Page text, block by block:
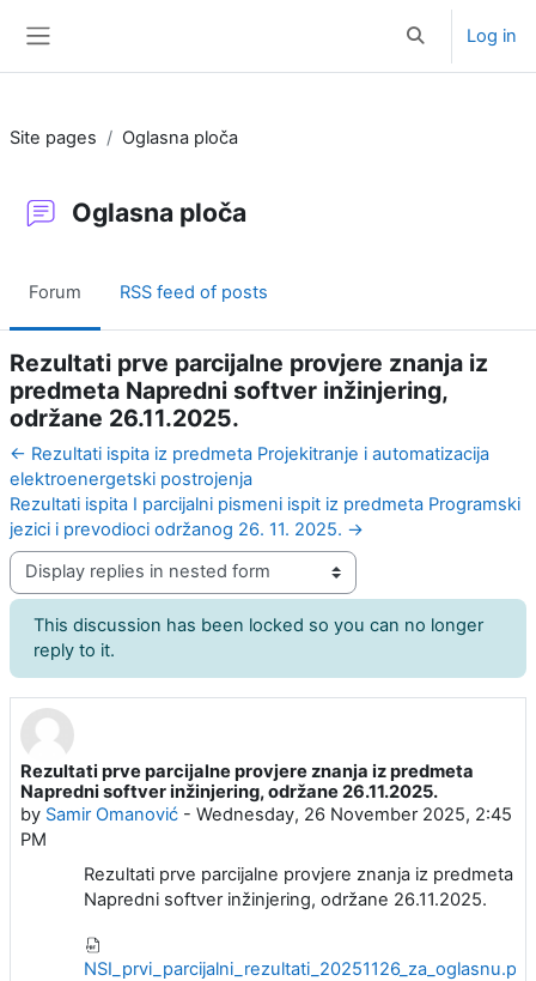
Toggle search
Log in
Site pages Oglasna ploča
Oglasna ploča
Forum RSS feed of posts
Rezultati prve parcijalne provjere znanja iz
predmeta Napredni softver inžinjering,
održane 26.11.2025.
← Rezultati ispita iz predmeta Projekitranje i automatizacija
elektroenergetski postrojenja
Rezultati ispita I parcijalni pismeni ispit iz predmeta Programski
jezici i prevodioci održanog 26. 11. 2025. →
Display mode
This discussion has been locked so you can no longer
reply to it.
Rezultati prve parcijalne provjere znanja iz predmeta
Napredni softver inžinjering, održane 26.11.2025.
by Samir Omanović - Wednesday, 26 November 2025, 2:45
PM
Number of replies: 0
Rezultati prve parcijalne provjere znanja iz predmeta
Napredni softver inžinjering, održane 26.11.2025.
NSI_prvi_parcijalni_rezultati_20251126_za_oglasnu.pdf